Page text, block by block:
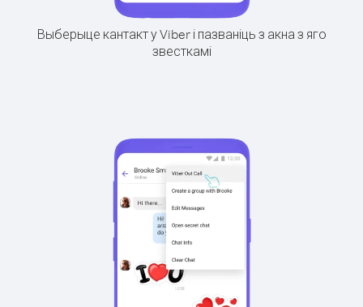
Выберыце кантакт у Viber і пазваніць з акна з яго
звесткамі